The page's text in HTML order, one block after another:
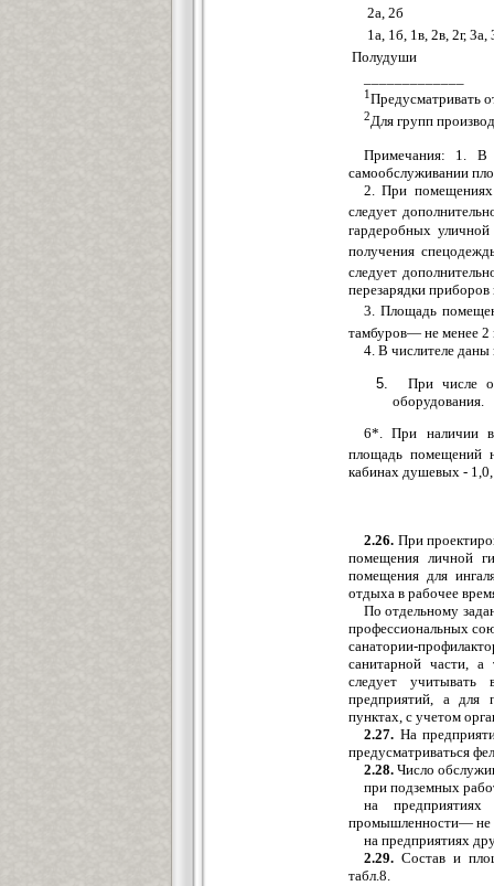
2а, 2б
1а, 1б, 1в, 2в, 2г, 3а,
Полудуши
1 Предусматривать
2Для групп
Примечания: 1.
самообслуживании
2. При помещениях
следует
гардеробных
получения
следует
перезарядки
3. Площадь
тамбуров— не менее 2
4. В числителе
При числе
оборудования.
6*. При наличии в
площадь помещений
кабинах душевых -
2.26. При
помещения личной
помещения для
отдыха в рабочее
По отдельному
профессиональных
санатории-
санитарной части, а
следует учитывать
предприятий, а для
пунктах, с учетом
2.27. На
предусматриваться
2.28. Число
при подземных
на предприятиях
промышленности— не
на предприятиях
2.29. Состав и
табл.8.